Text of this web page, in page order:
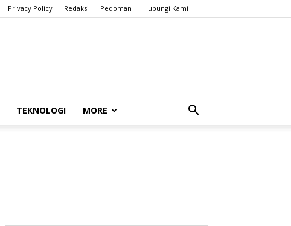
Privacy Policy Redaksi Pedoman Hubungi Kami
TEKNOLOGI MORE